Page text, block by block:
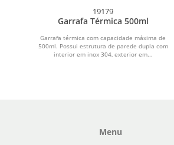
19179
Garrafa Térmica 500ml
Garrafa térmica com capacidade máxima de
500ml. Possui estrutura de parede dupla com
interior em inox 304, exterior em...
Menu